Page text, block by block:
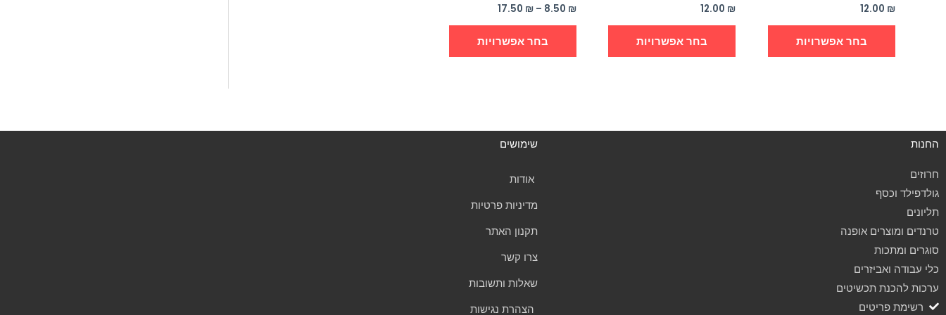
12.00 ₪
בחר אפשרויות
12.00 ₪
בחר אפשרויות
8.50 ₪
–
17.50 ₪
בחר אפשרויות
החנות
חרוזים
גולדפילד וכסף
תליונים
טרנדים ומוצרים אופנה
סוגרים ומתכות
כלי עבודה ואביזרים
ערכות להכנת תכשיטים
רשימת פריטים
שימושים
אודות
מדיניות פרטיות
תקנון האתר
צרו קשר
שאלות ותשובות
הצהרת נגישות